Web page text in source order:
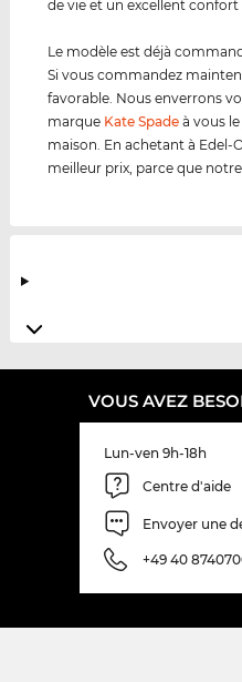
de vie et un excellent confort
Le modèle est déjà
Si vous commandez
favorable. Nous enverrons
marque Kate Spade à vous
maison. En achetant à Edel-
meilleur prix, parce que
VOUS AVEZ
Lun-ven 9h-18h
Centre d'aide
Envoyer une
+49 40